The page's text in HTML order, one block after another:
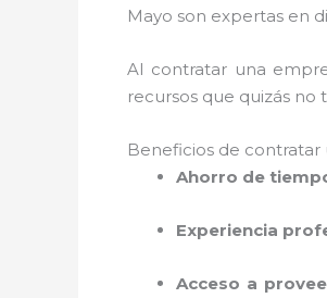
Mayo son expertas en
Al contratar una
recursos que quizás no
Beneficios de
Ahorro de
Experiencia
Acceso a